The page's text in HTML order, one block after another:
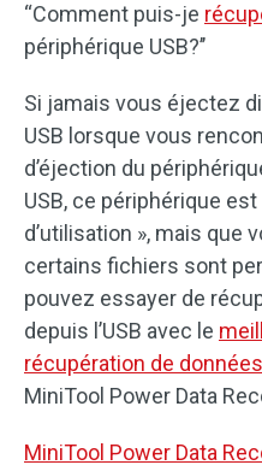
“Comment puis-je
périphérique USB?’’
Si jamais vous éjectez
USB lorsque vous
d’éjection du
USB, ce périphérique
d’utilisation », mais que
certains fichiers sont
pouvez essayer de
depuis l’USB avec le
récupération de données
MiniTool Power Data
MiniTool Power Data